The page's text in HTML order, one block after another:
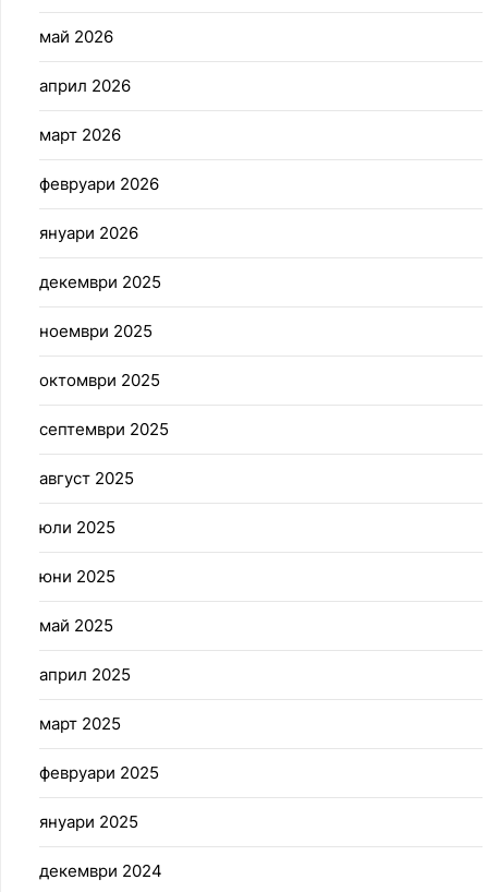
май 2026
април 2026
март 2026
февруари 2026
януари 2026
декември 2025
ноември 2025
октомври 2025
септември 2025
август 2025
юли 2025
юни 2025
май 2025
април 2025
март 2025
февруари 2025
януари 2025
декември 2024